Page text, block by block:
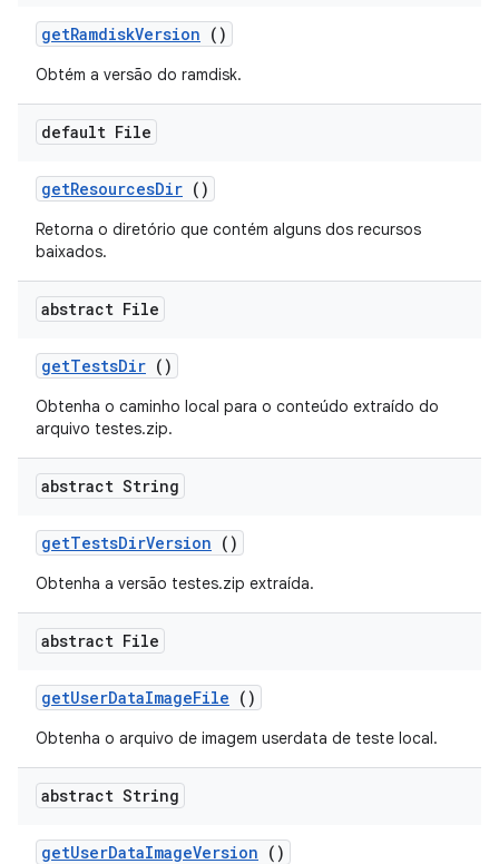
getRamdiskVersion ()
Obtém a versão do ramdisk.
default File
getResourcesDir ()
Retorna o diretório que contém alguns dos recursos
baixados.
abstract File
getTestsDir ()
Obtenha o caminho local para o conteúdo extraído do
arquivo testes.zip.
abstract String
getTestsDirVersion ()
Obtenha a versão testes.zip extraída.
abstract File
getUserDataImageFile ()
Obtenha o arquivo de imagem userdata de teste local.
abstract String
getUserDataImageVersion ()